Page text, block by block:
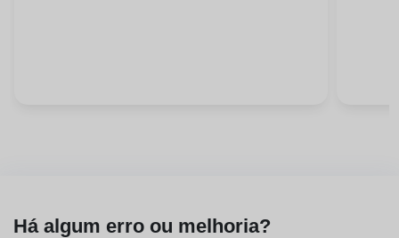
Há algum erro ou melhoria?